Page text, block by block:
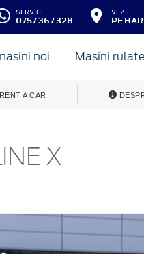
SERVICE
0757 367 328
VEZI
PE
noi Masini rulate
RENT A CAR
X